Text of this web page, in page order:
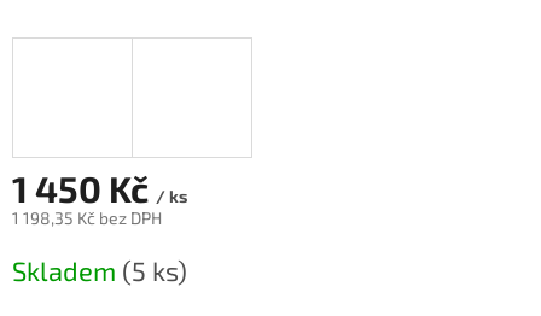
1 450 Kč / ks
1 198,35 Kč bez DPH
cena:
Skladem (5 ks)